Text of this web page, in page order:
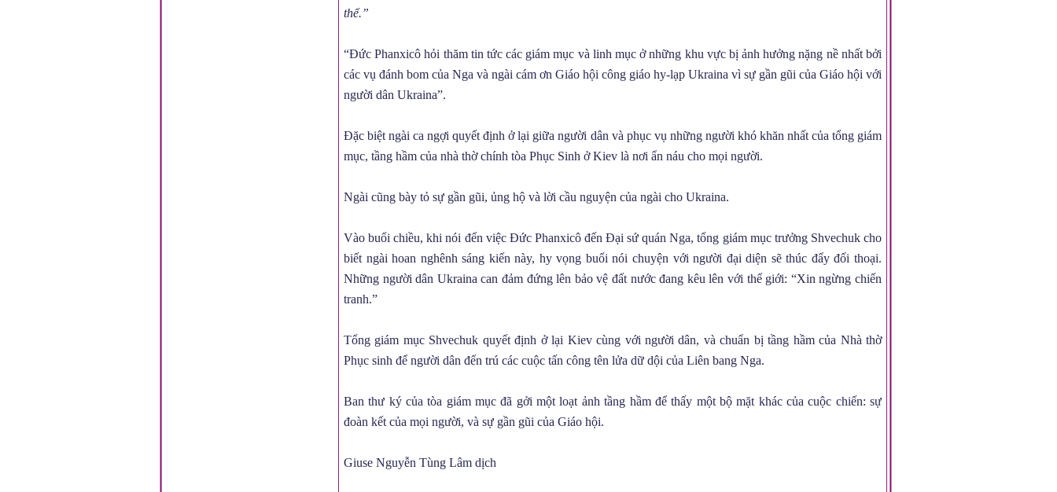
thể.”
“Đức Phanxicô hỏi thăm tin tức các giám mục và linh mục ở những khu vực bị ảnh hưởng nặng nề nhất bởi
các vụ đánh bom của Nga và ngài cám ơn Giáo hội công giáo hy-lạp Ukraina vì sự gần gũi của Giáo hội với
người dân Ukraina”.
Đặc biệt ngài ca ngợi quyết định ở lại giữa người dân và phục vụ những người khó khăn nhất của tổng giám
mục, tầng hầm của nhà thờ chính tòa Phục Sinh ở Kiev là nơi ẩn náu cho mọi người.
Ngài cũng bày tỏ sự gần gũi, ủng hộ và lời cầu nguyện của ngài cho Ukraina.
Vào buổi chiều, khi nói đến việc Đức Phanxicô đến Đại sứ quán Nga, tổng giám mục trưởng Shvechuk cho
biết ngài hoan nghênh sáng kiến này, hy vọng buổi nói chuyện với người đại diện sẽ thúc đẩy đối thoại.
Những người dân Ukraina can đảm đứng lên bảo vệ đất nước đang kêu lên với thế giới: “Xin ngừng chiến
tranh.”
Tổng giám mục Shvechuk quyết định ở lại Kiev cùng với người dân, và chuẩn bị tầng hầm của Nhà thờ
Phục sinh để người dân đến trú các cuộc tấn công tên lửa dữ dội của Liên bang Nga.
Ban thư ký của tòa giám mục đã gởi một loạt ảnh tầng hầm để thấy một bộ mặt khác của cuộc chiến: sự
đoàn kết của mọi người, và sự gần gũi của Giáo hội.
Giuse Nguyễn Tùng Lâm dịch